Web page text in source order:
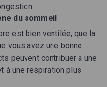
du sommeil
est bien ventilée, que la
vous avez une bonne
peuvent contribuer à une
à une respiration plus